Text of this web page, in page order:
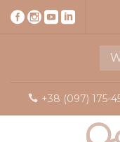
+38 (097) 175-